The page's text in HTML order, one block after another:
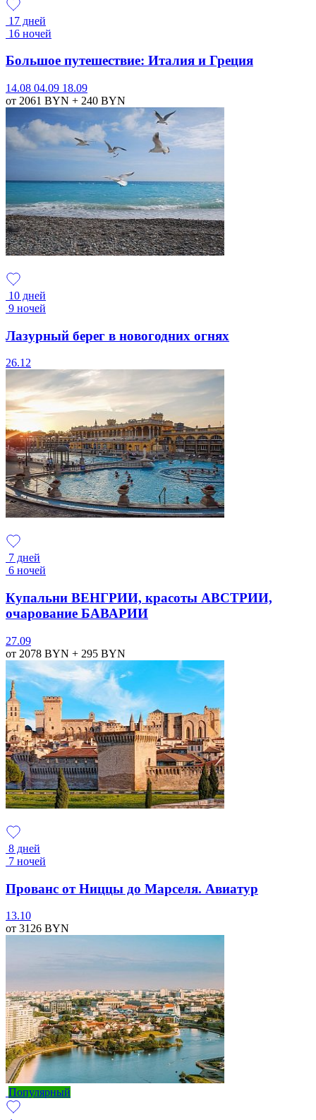
17 дней
16 ночей
Большое путешествие: Италия и Греция
14.08 04.09 18.09
от 2061 BYN + 240 BYN
10 дней
9 ночей
Лазурный берег в новогодних огнях
26.12
7 дней
6 ночей
Купальни ВЕНГРИИ, красоты АВСТРИИ,
очарование БАВАРИИ
27.09
от 2078 BYN + 295 BYN
8 дней
7 ночей
Прованс от Ниццы до Марселя. Авиатур
13.10
от 3126 BYN
Популярный